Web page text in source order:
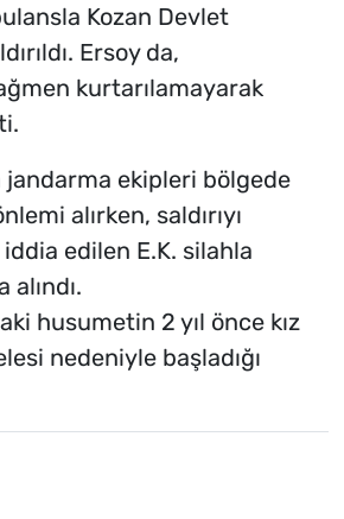
Kozan Devlet
Ersoy da,
kurtarılamayarak
jandarma ekipleri bölgede
alırken, saldırıyı
edilen E.K. silahla
husumetin 2 yıl önce kız
nedeniyle başladığı